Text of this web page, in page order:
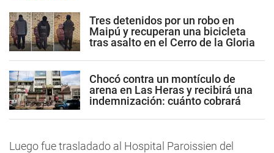
Tres detenidos por un robo en
Maipú y recuperan una bicicleta
tras asalto en el Cerro de la Gloria
Chocó contra un montículo de
arena en Las Heras y recibirá una
indemnización: cuánto cobrará
Luego fue trasladado al Hospital Paroissien del